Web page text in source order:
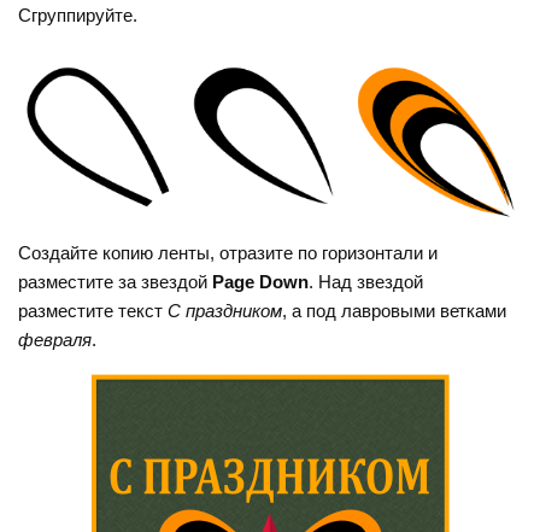
Сгруппируйте.
Создайте копию ленты, отразите по горизонтали и
разместите за звездой Page Down. Над звездой
разместите текстС праздником, а под лавровыми ветками
февраля.